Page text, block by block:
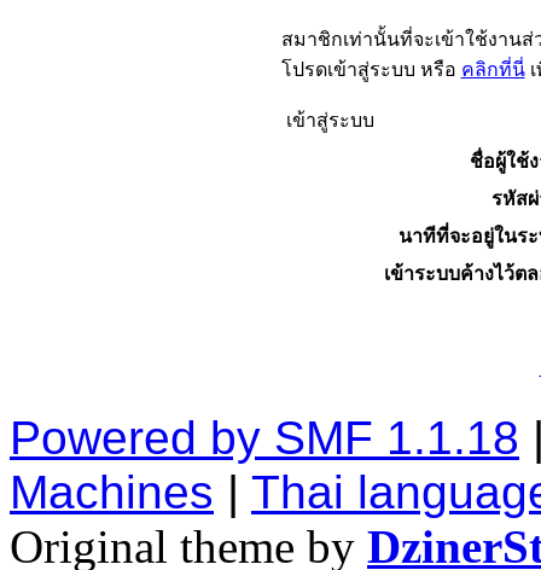
สมาชิกเท่านั้นที่จะเข้าใช้งานส่
โปรดเข้าสู่ระบบ หรือ คลิกที่นี่เ
เข้าสู่ระบบ
ชื่อผู้ใช้
รหัส
นาทีที่จะอยู่ในร
เข้าระบบค้างไว้ต
Powered by SMF 1.1.18
Machines | Thai
Original theme by